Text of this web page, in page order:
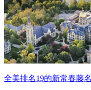
全美排名19的新常春藤